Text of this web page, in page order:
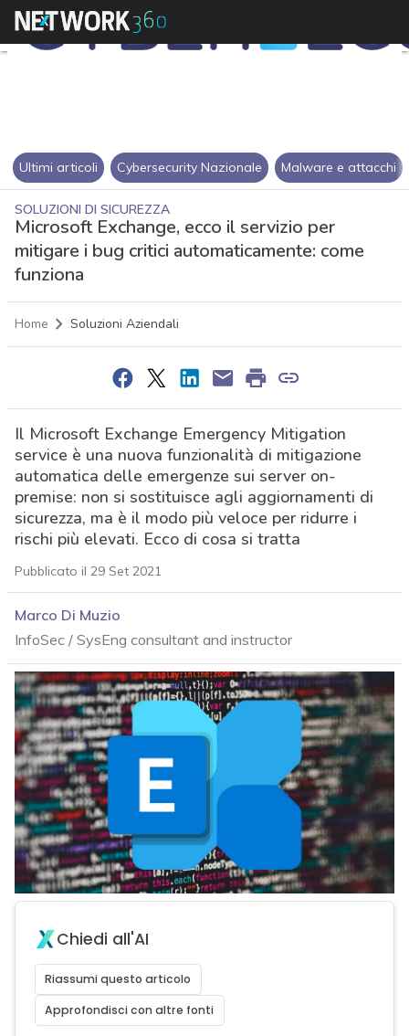
Ultimi articoli Cybersecurity Nazionale Malware e attacchi
SOLUZIONI DI SICUREZZA
Microsoft Exchange, ecco il servizio per
mitigare i bug critici automaticamente: come
funziona
Home Soluzioni Aziendali
Il Microsoft Exchange Emergency Mitigation
service è una nuova funzionalità di mitigazione
automatica delle emergenze sui server on-
premise: non si sostituisce agli aggiornamenti di
sicurezza, ma è il modo più veloce per ridurre i
rischi più elevati. Ecco di cosa si tratta
Pubblicato il 29 Set 2021
Marco Di Muzio
InfoSec / SysEng consultant and instructor
Chiedi all'AI
Riassumi questo articolo
Approfondisci con altre fonti